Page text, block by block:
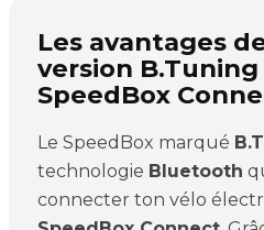
Les avantages
version
SpeedBox
Le SpeedBox marqué
technologie Bluetooth
connecter ton vélo